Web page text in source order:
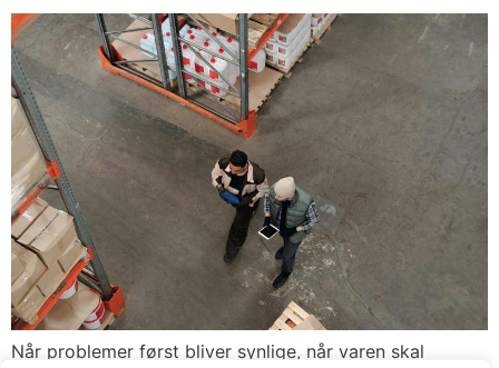
Når problemer først bliver synlige, når varen skal